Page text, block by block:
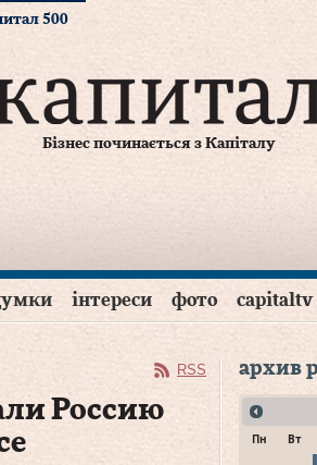
500
Бізнес починається з Капіталу
інтереси фото capitaltv
RSS
Россию
архив
Пн Вт